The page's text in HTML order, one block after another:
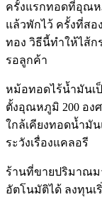
ครั้งแรกทอดที่อุณห
แล้วพักไว้ ครั้งที่สอ
ทอง วิธีนี้ทำให้ไส้ก
รอลูกค้า
หม้อทอดไร้น้ำมันเ
ตั้งอุณหภูมิ 200 อง
ใกล้เคียงทอดน้ำมั
ระวังเรื่องแคลอรี
ร้านที่ขายปริมาณ
อัตโนมัติได้ ลงทุนเ